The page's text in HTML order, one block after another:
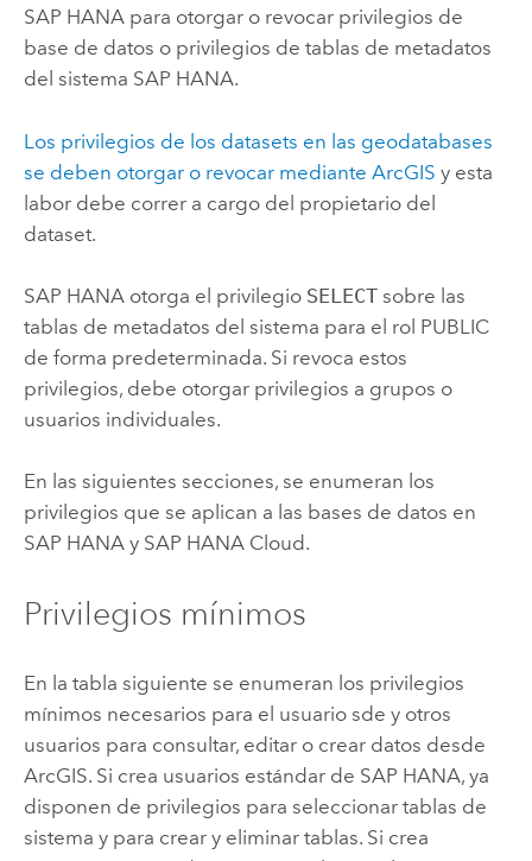
SAP HANApara otorgar o revocar privilegios de
base de datos o privilegios de tablas de metadatos
del sistema SAP HANA.
Los privilegios de los datasets en las geodatabases
se deben otorgar o revocar mediante ArcGIS y esta
labor debe correr a cargo del propietario del
dataset.
SAP HANAotorga el privilegio SELECTsobre las
tablas de metadatos del sistema para el rol PUBLIC
de forma predeterminada. Si revoca estos
privilegios, debe otorgar privilegios a grupos o
usuarios individuales.
En las siguientes secciones, se enumeran los
privilegios que se aplican a las bases de datos en
SAP HANAy SAP HANA Cloud.
Privilegios mínimos
En la tabla siguiente se enumeran los privilegios
mínimos necesarios para el usuario sde y otros
usuarios para consultar, editar o crear datos desde
ArcGIS. Si crea usuarios estándar de SAP HANA, ya
disponen de privilegios para seleccionar tablas de
sistema y para crear y eliminar tablas. Si crea